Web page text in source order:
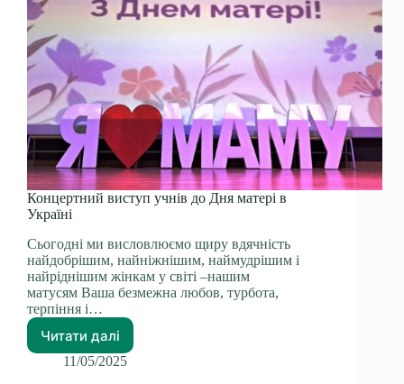
Концертний виступ учнів до Дня матері в
Україні
Сьогодні ми висловлюємо щиру вдячність
найдобрішим, найніжнішим, наймудрішим і
найріднішим жінкам у світі –нашим
матусям Ваша безмежна любов, турбота,
терпіння і…
Читати далі
11/05/2025